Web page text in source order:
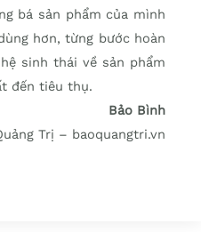
bá sản phẩm của mình
hơn, từng bước hoàn
sinh thái về sản phẩm
đến tiêu thụ.
Bảo Bình
Trị – baoquangtri.vn